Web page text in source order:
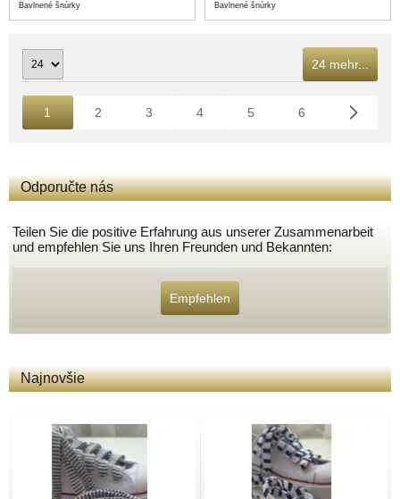
Najnovšie
Bavlnené šnúrky Bavlnené šnúrky
24 mehr...
1 2 3 4 5 6
Odporučte nás
Teilen Sie die positive Erfahrung aus unserer Zusammenarbeit
und empfehlen Sie uns Ihren Freunden und Bekannten:
Empfehlen